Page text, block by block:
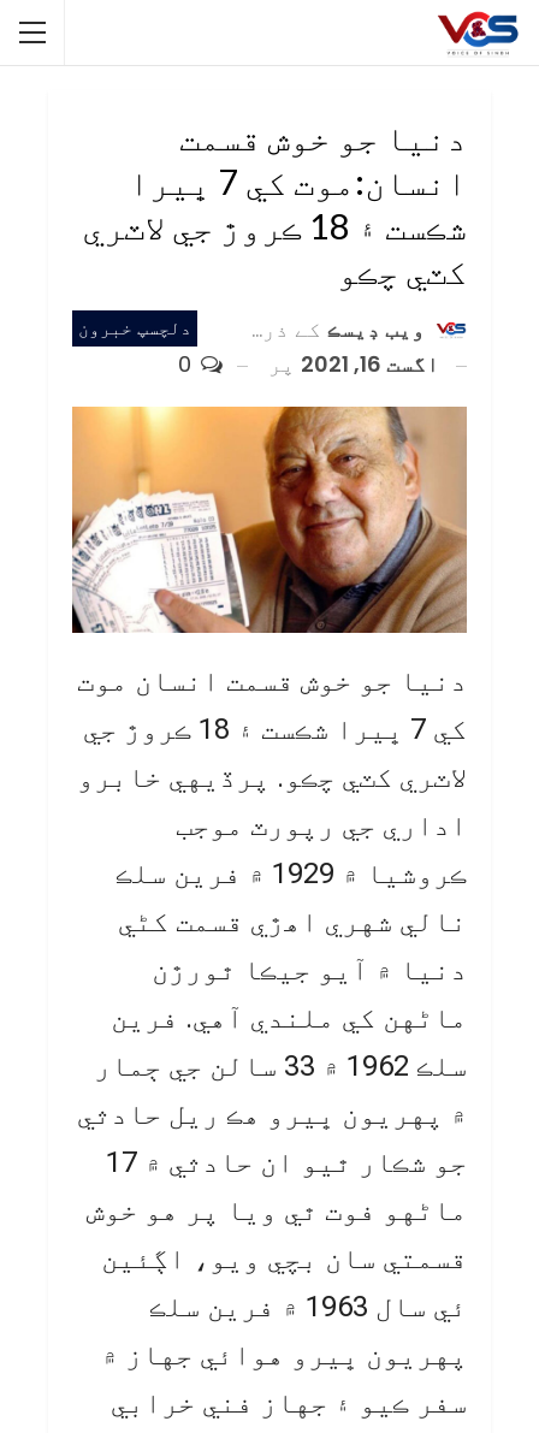
دنيا جو خوش قسمت
انسان:موت کي 7 ڀيرا
شڪست ۽ 18 ڪروڙ جي لاٽري
کٽي چڪو
دلچسپ خبرون ويب ڊيسڪ کے ذریعہ
اگست 16, 2021
پر
دنيا جو خوش قسمت انسان موت
کي 7 ڀيرا شڪست ۽ 18 ڪروڙ جي
لاٽري کٽي چڪو. پرڏيهي خابرو
اداري جي رپورٽ موجب
ڪروشيا ۾ 1929 ۾ فرين سلڪ
نالي شهري اهڙي قسمت کڻي
دنيا ۾ آيو جيڪا ٿورڙن
ماڻهن کي ملندي آهي. فرين
سلڪ 1962 ۾ 33 سالن جي ڄمار
۾ پهريون ڀيرو هڪ ريل حادثي
جو شڪار ٿيو ان حادثي ۾ 17
ماڻهو فوت ٿي ويا پر هو خوش
قسمتي سان بچي ويو، اڳئين
ئي سال 1963 ۾ فرين سلڪ
پهريون ڀيرو هوائي جهاز ۾
سفر ڪيو ۽ جهاز فني خرابي